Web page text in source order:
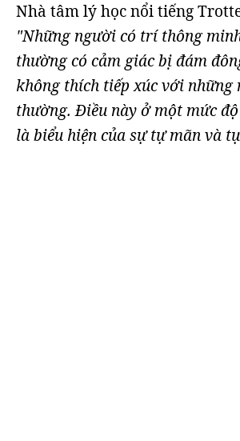
Nhà tâm lý học nổi tiếng
"Những người có trí thông
thường có cảm giác bị đám
không thích tiếp xúc với những
thường. Điều này ở một mức
là biểu hiện của sự tự mãn và